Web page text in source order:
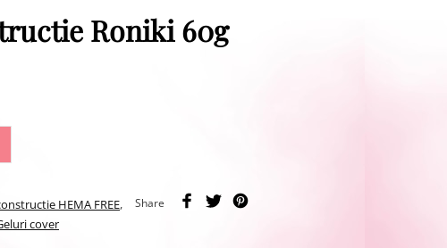
Roniki 60g
Share
HEMA FREE,
cover